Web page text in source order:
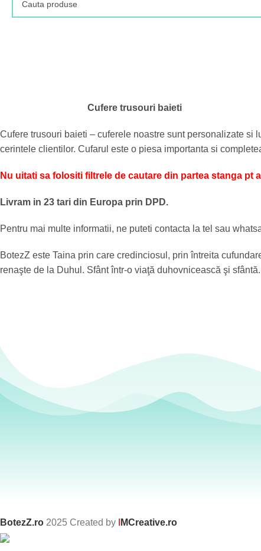
Cufere trusouri baieti
Cufere trusouri baieti – cuferele noastre sunt personalizate si
cerintele clientilor. Cufarul este o piesa importanta si
Nu uitati sa folositi filtrele de cautare din partea stanga
Livram in 23 tari din Europa prin DPD.
Pentru mai multe informatii, ne puteti contacta la tel sau
BotezZ este Taina prin care credinciosul, prin întreita
renaşte de la Duhul. Sfânt într-o viaţă duhovnicească şi
BotezZ.ro 2025 Created by MCreative.ro